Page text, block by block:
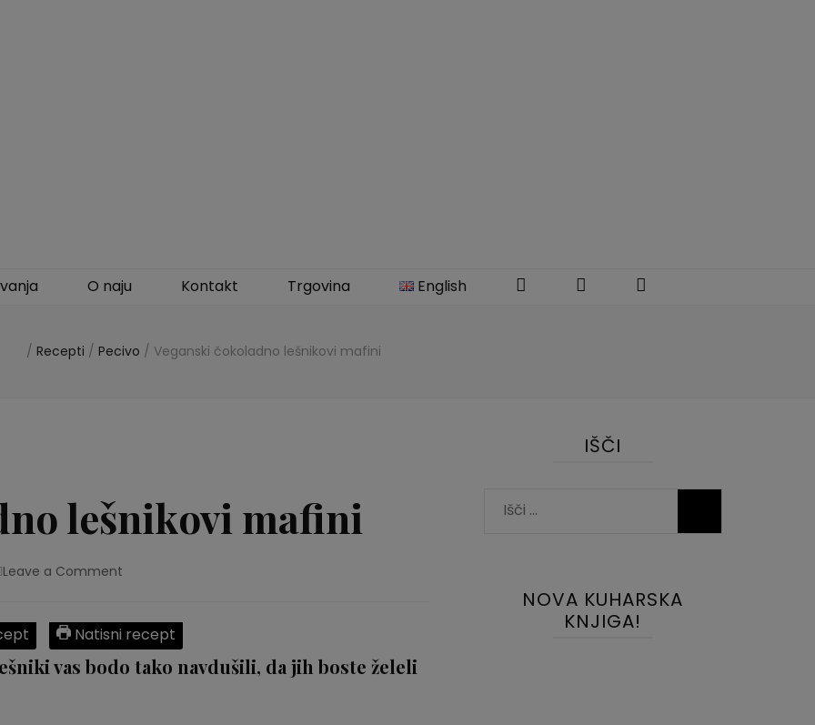
O naju Kontakt Trgovina English Instagram Facebook
/ Recepti / Pecivo / Veganski čokoladno lešnikovi mafini
lešnikovi mafini
Leave a Comment
lešnikovi
mafini
Natisni recept
vas bodo tako navdušili, da jih boste želeli
IŠČI
Išči:
NOVA KUHARSKA
KNJIGA!